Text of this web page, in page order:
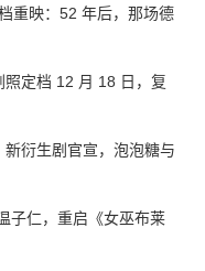
重映：52 年后，那场德
定档 12 月 18 日，复
衍生剧官宣，泡泡糖与
子仁，重启《女巫布莱